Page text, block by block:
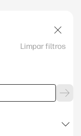
Limpar filtros